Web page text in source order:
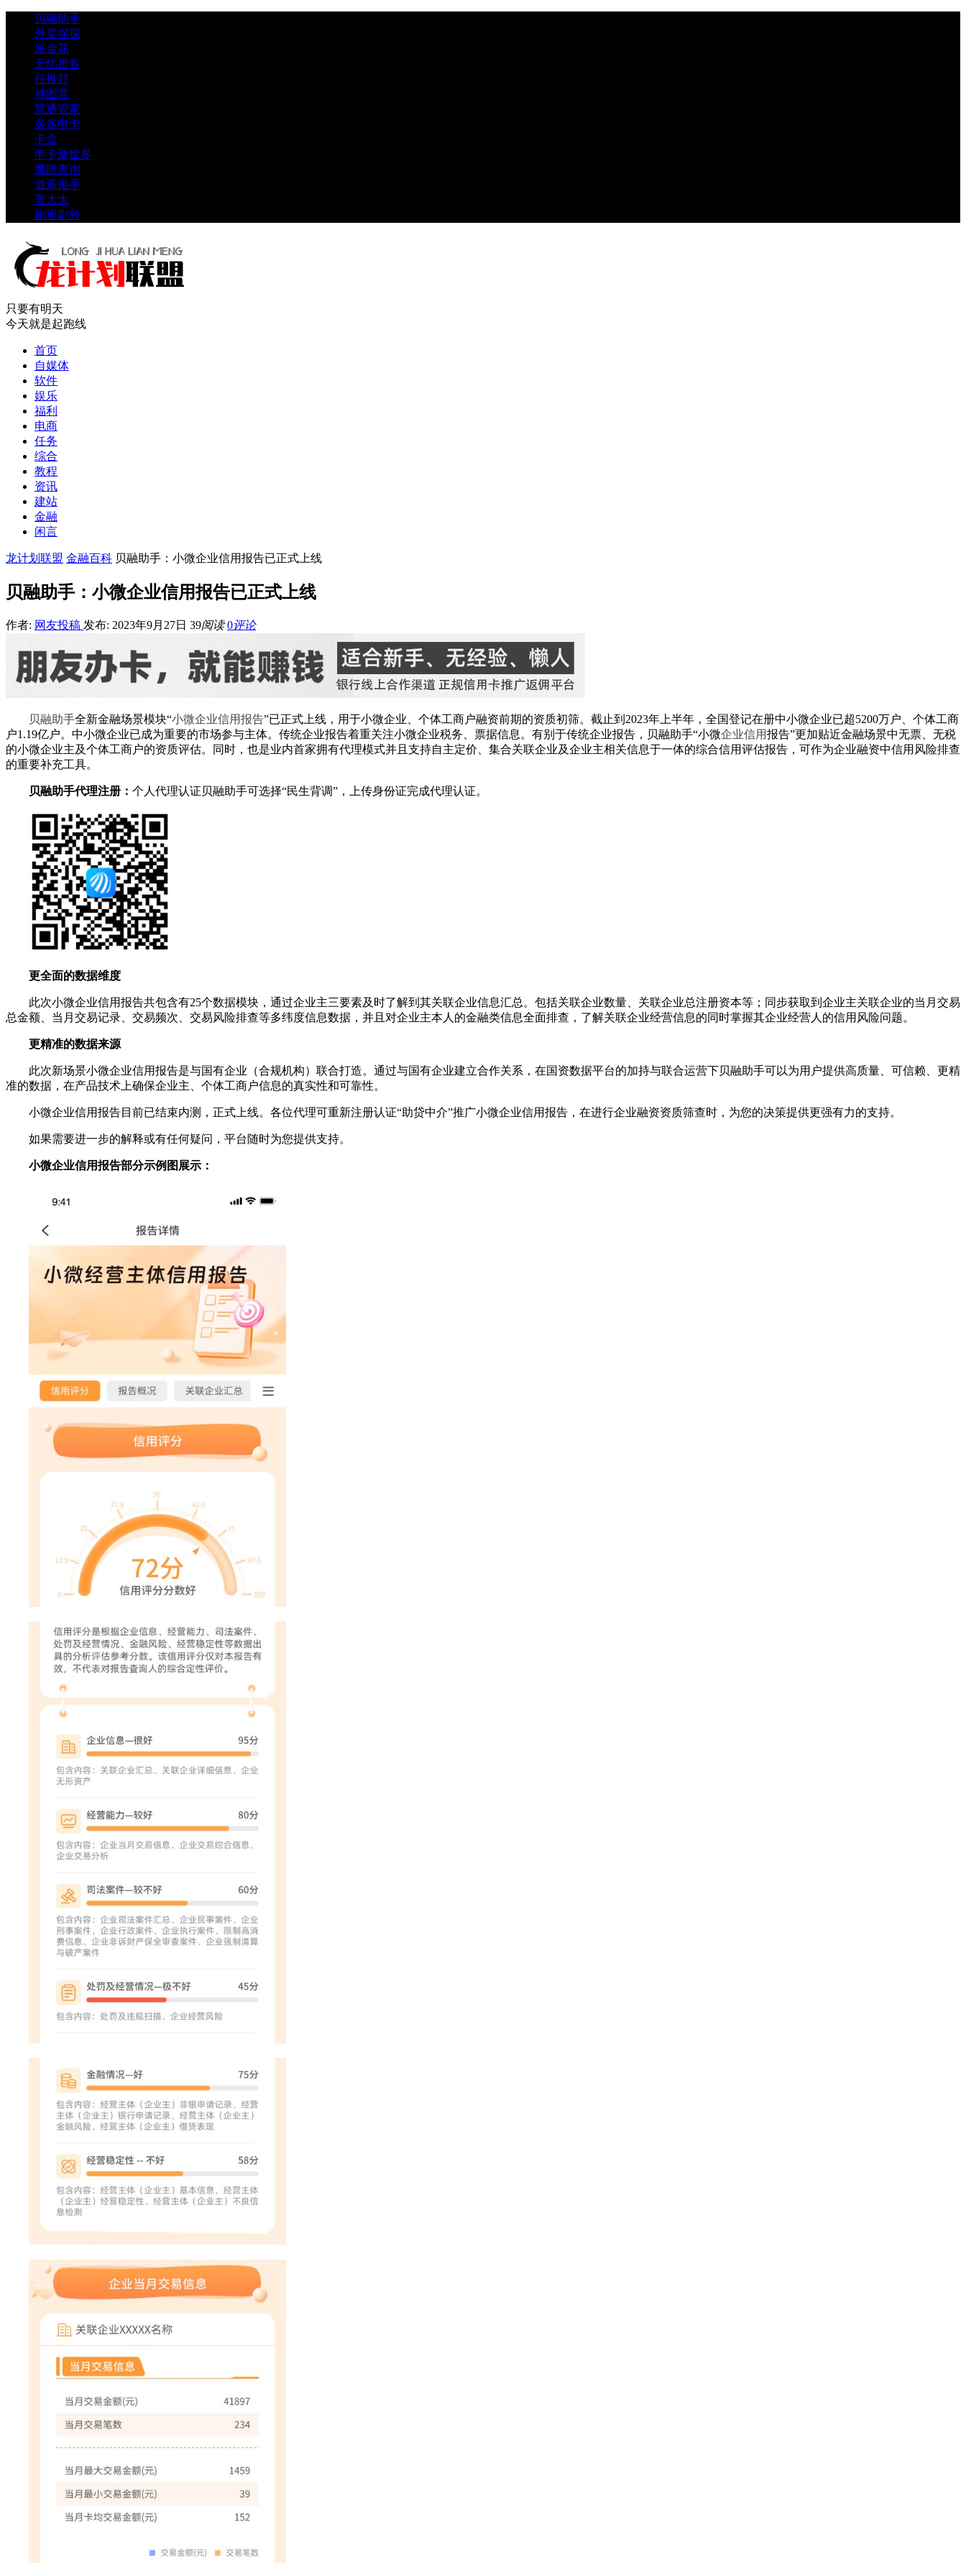
贝融助手
外卖探探
派金花
无忧推客
任推邦
神图君
慧通管家
多多申卡
卡盒
申卡新世界
鹰眼查询
逍遥推手
寄大大
剧里剧外
只要有明天
今天就是起跑线
首页
自媒体
软件
娱乐
福利
电商
任务
综合
教程
资讯
建站
金融
闲言
龙计划联盟 金融百科 贝融助手：小微企业信用报告已正式上线
贝融助手：小微企业信用报告已正式上线
作者: 网友投稿 发布: 2023年9月27日 39阅读 0评论
贝融助手全新金融场景模块“小微企业信用报告”已正式上线，用于小微企业、个体工商户融资前期的资质初筛。截止到2023年上半年，全国登记在册中小微企业已超5200万户、个体工商
户1.19亿户。中小微企业已成为重要的市场参与主体。传统企业报告着重关注小微企业税务、票据信息。有别于传统企业报告，贝融助手“小微企业信用报告”更加贴近金融场景中无票、无税
的小微企业主及个体工商户的资质评估。同时，也是业内首家拥有代理模式并且支持自主定价、集合关联企业及企业主相关信息于一体的综合信用评估报告，可作为企业融资中信用风险排查
的重要补充工具。
贝融助手代理注册： 个人代理认证贝融助手可选择“民生背调”，上传身份证完成代理认证。
更全面的数据维度
此次小微企业信用报告共包含有25个数据模块，通过企业主三要素及时了解到其关联企业信息汇总。包括关联企业数量、关联企业总注册资本等；同步获取到企业主关联企业的当月交易
总金额、当月交易记录、交易频次、交易风险排查等多纬度信息数据，并且对企业主本人的金融类信息全面排查，了解关联企业经营信息的同时掌握其企业经营人的信用风险问题。
更精准的数据来源
此次新场景小微企业信用报告是与国有企业（合规机构）联合打造。通过与国有企业建立合作关系，在国资数据平台的加持与联合运营下贝融助手可以为用户提供高质量、可信赖、更精
准的数据，在产品技术上确保企业主、个体工商户信息的真实性和可靠性。
小微企业信用报告目前已结束内测，正式上线。各位代理可重新注册认证“助贷中介”推广小微企业信用报告，在进行企业融资资质筛查时，为您的决策提供更强有力的支持。
如果需要进一步的解释或有任何疑问，平台随时为您提供支持。
小微企业信用报告部分示例图展示：